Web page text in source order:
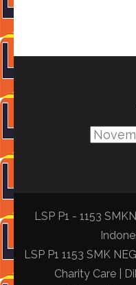
Arsip
LSP P1 - 1153
LSP P1 1153 SMK
Charity Care |